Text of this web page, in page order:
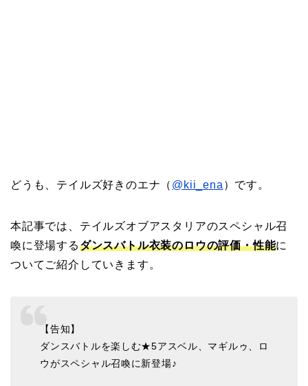
どうも、テイルズ好きのエナ（ @kii_ena ）です。
本記事では、テイルズオブアスタリアのスペシャル召
喚に登場するダンスバトル衣装のロウの評価・性能に
ついてご紹介していきます。
【告知】
ダンスバトルを楽しむ★5アスベル、マギルゥ、ロ
ウがスペシャル召喚に新登場♪